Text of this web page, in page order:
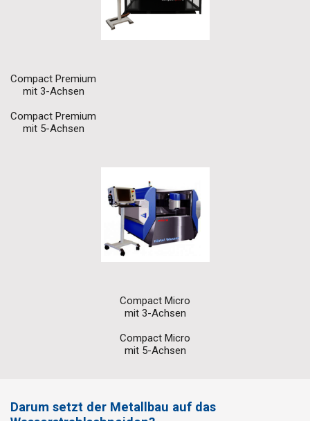
Compact Premium
mit 3-Achsen
Compact Premium
mit 5-Achsen
Compact Micro
mit 3-Achsen
Compact Micro
mit 5-Achsen
Darum setzt der Metallbau auf das